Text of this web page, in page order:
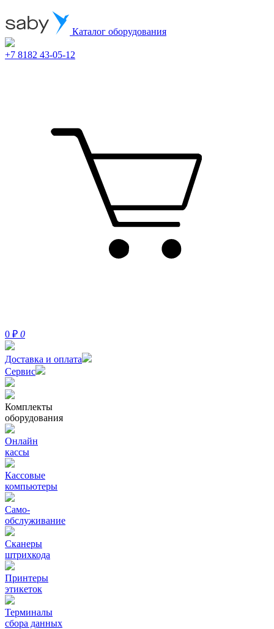
Каталог оборудования
+7 8182 43-05-12
0 ₽ 0
Доставка и оплата
Сервис
Комплекты
оборудования
Онлайн
кассы
Кассовые
компьютеры
Само-
обслуживание
Сканеры
штрихкода
Принтеры
этикеток
Терминалы
сбора данных